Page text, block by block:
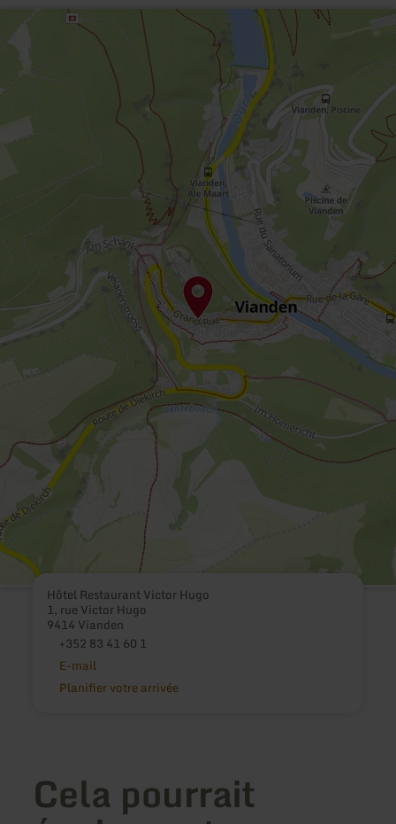
Hôtel Restaurant Victor Hugo
1, rue Victor Hugo
9414 Vianden
+352 83 41 60 1
E-mail
Planifier votre arrivée
Cela pourrait